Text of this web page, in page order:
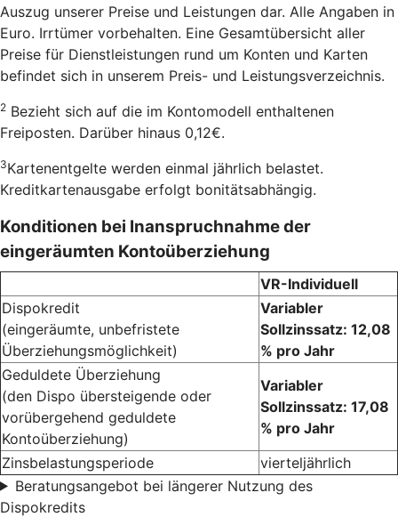
Auszug unserer Preise und Leistungen dar. Alle Angaben in
Euro. Irrtümer vorbehalten. Eine Gesamtübersicht aller
Preise für Dienstleistungen rund um Konten und Karten
befindet sich in unserem Preis- und Leistungsverzeichnis.
2 Bezieht sich auf die im Kontomodell enthaltenen
Freiposten. Darüber hinaus 0,12€.
3Kartenentgelte werden einmal jährlich belastet.
Kreditkartenausgabe erfolgt bonitätsabhängig.
Konditionen bei Inanspruchnahme der
eingeräumten Kontoüberziehung
VR-Individuell
Dispokredit
(eingeräumte, unbefristete
Überziehungsmöglichkeit)
Variabler
Sollzinssatz: 12,08
% pro Jahr
Geduldete Überziehung
(den Dispo übersteigende oder
vorübergehend geduldete
Kontoüberziehung)
Variabler
Sollzinssatz: 17,08
% pro Jahr
Zinsbelastungsperiode
vierteljährlich
Beratungsangebot bei längerer Nutzung des
Dispokredits